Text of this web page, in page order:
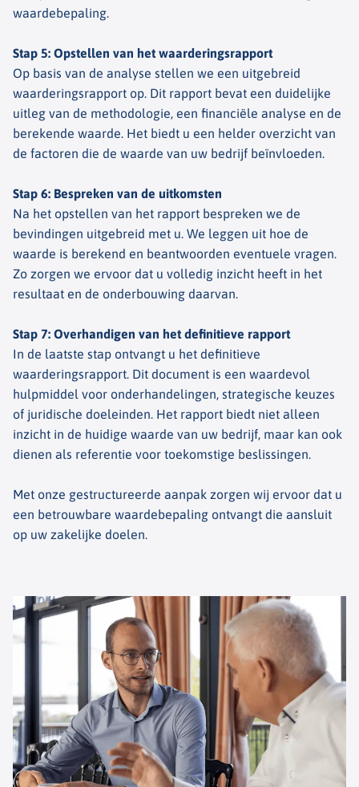
waardebepaling.
Stap 5: Opstellen van het waarderingsrapport
Op basis van de analyse stellen we een uitgebreid
waarderingsrapport op. Dit rapport bevat een duidelijke
uitleg van de methodologie, een financiële analyse en de
berekende waarde. Het biedt u een helder overzicht van
de factoren die de waarde van uw bedrijf beïnvloeden.
Stap 6: Bespreken van de uitkomsten
Na het opstellen van het rapport bespreken we de
bevindingen uitgebreid met u. We leggen uit hoe de
waarde is berekend en beantwoorden eventuele vragen.
Zo zorgen we ervoor dat u volledig inzicht heeft in het
resultaat en de onderbouwing daarvan.
Stap 7: Overhandigen van het definitieve rapport
In de laatste stap ontvangt u het definitieve
waarderingsrapport. Dit document is een waardevol
hulpmiddel voor onderhandelingen, strategische keuzes
of juridische doeleinden. Het rapport biedt niet alleen
inzicht in de huidige waarde van uw bedrijf, maar kan ook
dienen als referentie voor toekomstige beslissingen.
Met onze gestructureerde aanpak zorgen wij ervoor dat u
een betrouwbare waardebepaling ontvangt die aansluit
op uw zakelijke doelen.